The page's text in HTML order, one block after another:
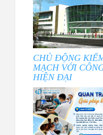
CHỦ ĐỘNG
MẠCH VỚI
HIỆN ĐẠI